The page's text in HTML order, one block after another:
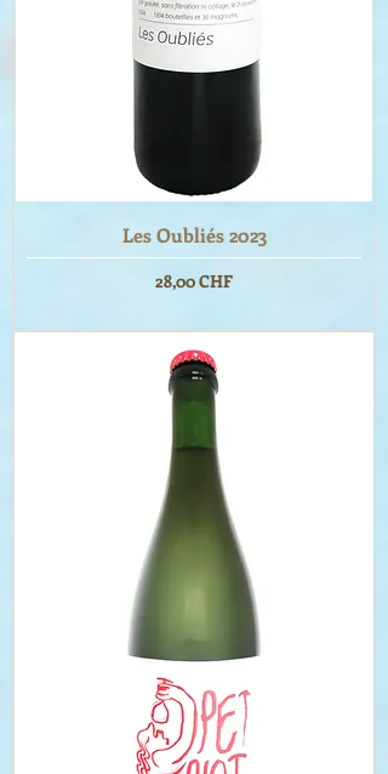
Les Oubliés 2023
Prix
28,00 CHF